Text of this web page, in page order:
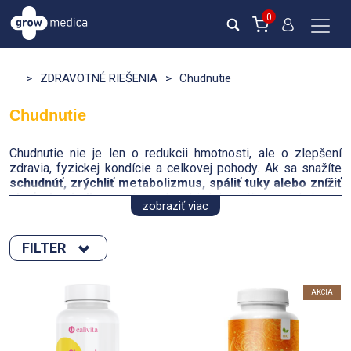
0
> ZDRAVOTNÉ RIEŠENIA > Chudnutie
Chudnutie
Chudnutie nie je len o redukcii hmotnosti, ale o zlepšení
zdravia, fyzickej kondície a celkovej pohody. Ak sa snažíte
schudnúť, zrýchliť metabolizmus, spáliť tuky alebo znížiť
chuť do jedla, správna kombinácia výživy, pohybu a
doplnkov stravy vám môže pomôcť dosiahnuť želané
Kalorický deficit
– Chudnutie je založené na tom, že
telo spotrebuje viac energie, ako prijíma.
zobraziť viac
FILTER
Novinka
AKCIA